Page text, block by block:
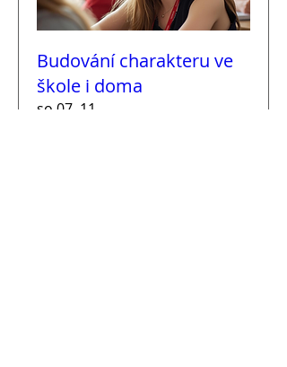
Budování charakteru ve
škole i doma
so 07. 11.